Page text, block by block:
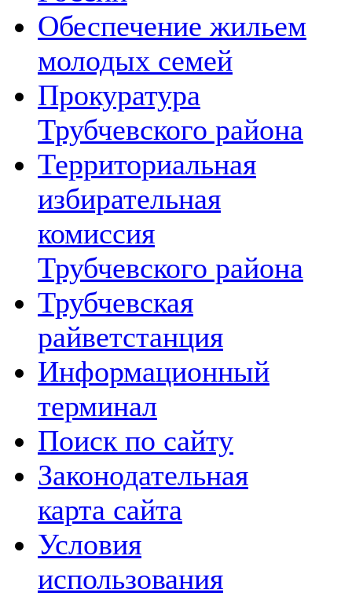
Обеспечение жильем
молодых семей
Прокуратура
Трубчевского района
Территориальная
избирательная
комиссия
Трубчевского района
Трубчевская
райветстанция
Информационный
терминал
Поиск по сайту
Законодательная
карта сайта
Условия
использования